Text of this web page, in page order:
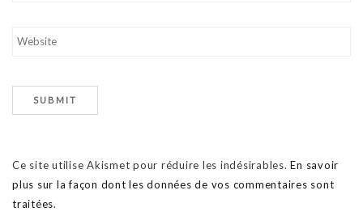
Ce site utilise Akismet pour réduire les indésirables.En savoir
plus sur la façon dont les données de vos commentaires sont
traitées.